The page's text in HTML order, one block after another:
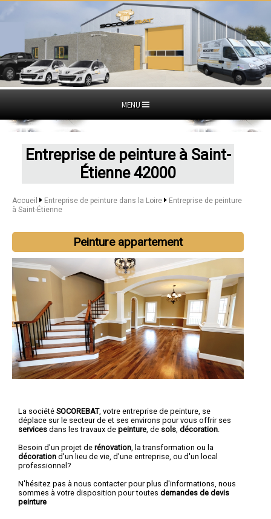
MENU
Entreprise de peinture à Saint-
Étienne 42000
Accueil Entreprise de peinture dans la Loire
Entreprise de peinture
à Saint-Étienne
Peinture appartement
La société SOCOREBAT, votre entreprise de peinture, se
déplace sur le secteur de et ses environs pour vous offrir ses
services dans les travaux de peinture , de sols décoration
Besoin d'un projet de rénovation , la transformation ou la
décoration d'un lieu de vie, d'une entreprise, ou d'un local
professionnel?
N'hésitez pas à nous contacter pour plus d'informations, nous
sommes à votre disposition pour toutes demandes de devis
peinture